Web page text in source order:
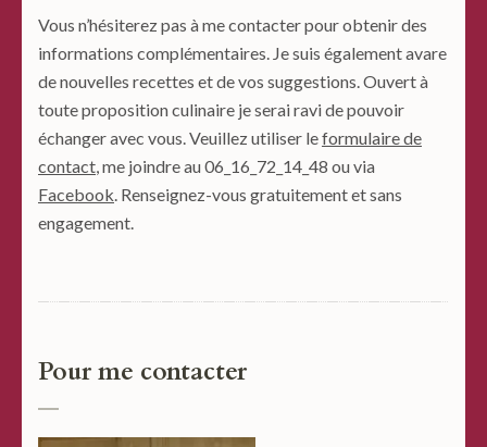
Vous n’hésiterez pas à me contacter pour obtenir des
informations complémentaires. Je suis également avare
de nouvelles recettes et de vos suggestions. Ouvert à
toute proposition culinaire je serai ravi de pouvoir
échanger avec vous. Veuillez utiliser leformulaire de
contact , me joindre au 06_16_72_14_48 ou via
Facebook . Renseignez-vous gratuitement et sans
engagement.
Pour me contacter